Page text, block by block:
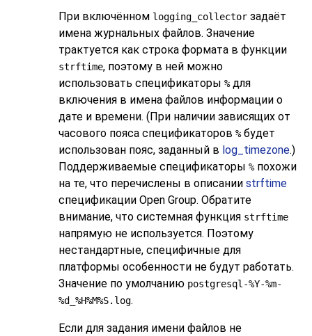
При включённом logging_collector задаёт
имена журнальных файлов. Значение
трактуется как строка формата в функции
strftime, поэтому в ней можно
использовать спецификаторы %для
включения в имена файлов информации о
дате и времени. (При наличии зависящих от
часового пояса спецификаторов %будет
использован пояс, заданный в log_timezone.)
Поддерживаемые спецификаторы %похожи
на те, что перечислены в описании strftime
спецификации Open Group. Обратите
внимание, что системная функция strftime
напрямую не используется. Поэтому
нестандартные, специфичные для
платформы особенности не будут работать.
Значение по умолчанию postgresql-%Y-%m-
%d_%H%M%S.log.
Если для задания имени файлов не